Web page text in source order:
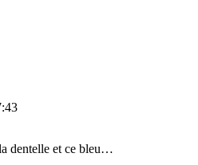
dentelle et ce bleu…